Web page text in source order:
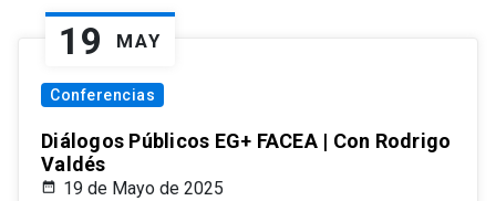
19 MAY
Conferencias
Diálogos Públicos EG+ FACEA | Con Rodrigo
Valdés
19 de Mayo de 2025